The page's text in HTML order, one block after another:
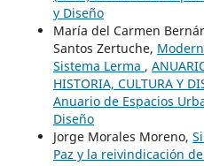
y Diseño
María del Carmen
Santos Zertuche,
Sistema Lerma ,
HISTORIA, CULTURA Y
Anuario de Espacios
Diseño
Jorge Morales Moreno,
Paz y la reivindicación